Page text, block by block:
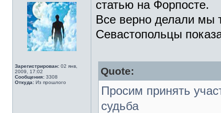
Зарегистрирован: 02 янв,
2009, 17:02
Сообщения: 3308
Откуда: Из прошлого
статью на Форпосте.
Все верно делали мы
Севастопольцы
Quote:
Просим принять
судьба